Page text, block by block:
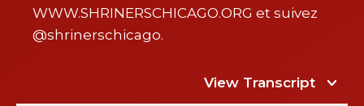
WWW.SHRINERSCHICAGO.ORG et suivez
@shrinerschicago.
View Transcript